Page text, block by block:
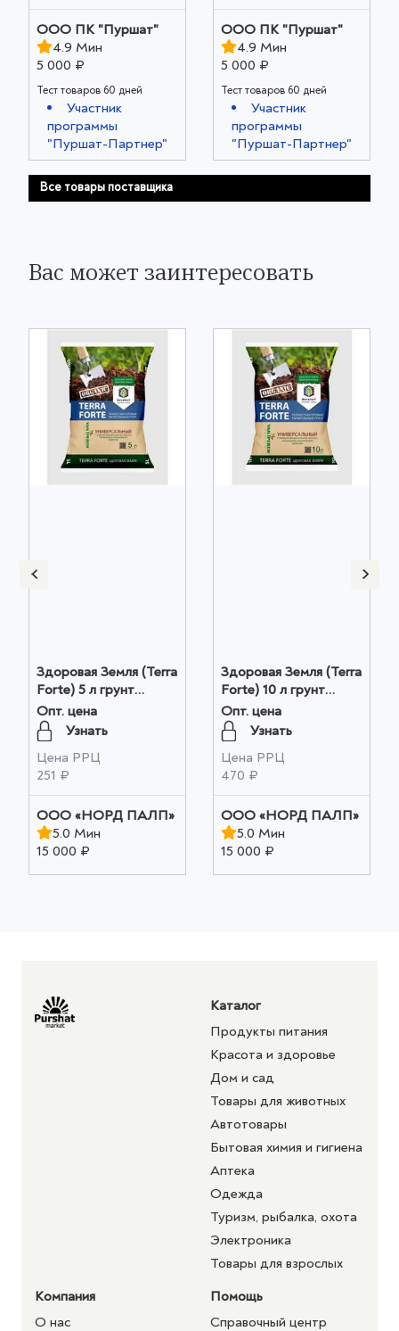
ООО ПК "Пуршат"
4.9 Мин
5 000 ₽
Тест товаров 60 дней
Участник
программы
"Пуршат-Партнер"
ООО ПК "Пуршат"
4.9 Мин
5 000 ₽
Тест товаров 60 дней
Участник
программы
"Пуршат-Партнер"
Все товары поставщика
Вас может заинтересовать
Здоровая Земля (Terra
Forte) 5 л грунт
универсальный с
перлитом оптом
Опт. цена
Узнать
Цена РРЦ
251 ₽
ООО «НОРД ПАЛП»
5.0 Мин
15 000 ₽
Здоровая Земля (Terra
Forte) 10 л грунт
универсальный с
перлитом оптом
Опт. цена
Узнать
Цена РРЦ
470 ₽
ООО «НОРД ПАЛП»
5.0 Мин
15 000 ₽
Каталог
Продукты питания
Красота и здоровье
Дом и сад
Товары для животных
Автотовары
Бытовая химия и гигиена
Аптека
Одежда
Туризм, рыбалка, охота
Электроника
Товары для взрослых
Компания
О нас
Помощь
Справочный центр